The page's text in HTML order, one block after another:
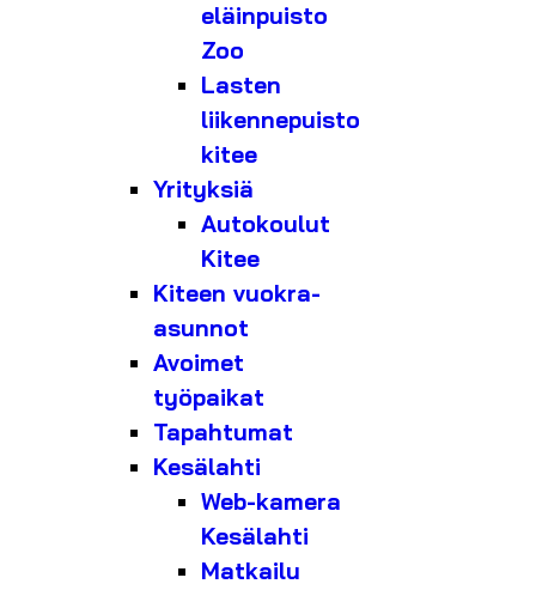
eläinpuisto
Zoo
Lasten
liikennepuisto
kitee
Yrityksiä
Autokoulut
Kitee
Kiteen vuokra-
asunnot
Avoimet
työpaikat
Tapahtumat
Kesälahti
Web-kamera
Kesälahti
Matkailu